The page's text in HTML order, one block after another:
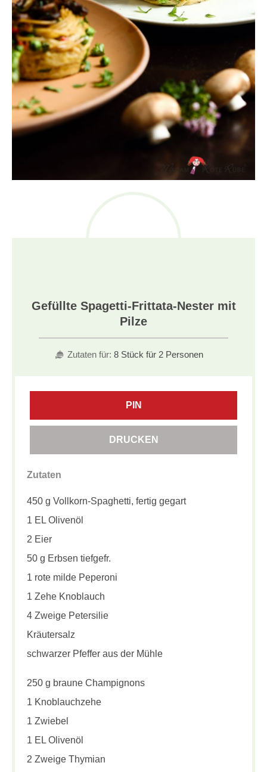
Gefüllte Spagetti-Frittata-Nester mit
Pilze
Zutaten für: 8 Stück für 2 Personen
PIN
DRUCKEN
Zutaten
450 g Vollkorn-Spaghetti, fertig gegart
1 EL Olivenöl
2 Eier
50 g Erbsen tiefgefr.
1 rote milde Peperoni
1 Zehe Knoblauch
4 Zweige Petersilie
Kräutersalz
schwarzer Pfeffer aus der Mühle
250 g braune Champignons
1 Knoblauchzehe
1 Zwiebel
1 EL Olivenöl
2 Zweige Thymian